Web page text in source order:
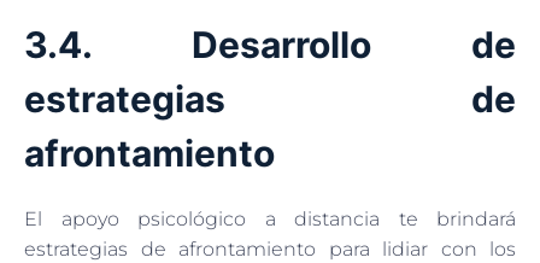
3.4. Desarrollo de
estrategias de
afrontamiento
El apoyo psicológico a distancia te brindará
estrategias de afrontamiento para lidiar con los